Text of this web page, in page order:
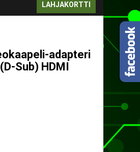
LAHJAKORTTI
adapteri
Sub) HDMI